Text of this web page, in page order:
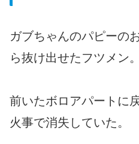
ガブちゃんのパピーの
ら抜け出せたフツメン。
前いたボロアパートに
火事で消失していた。